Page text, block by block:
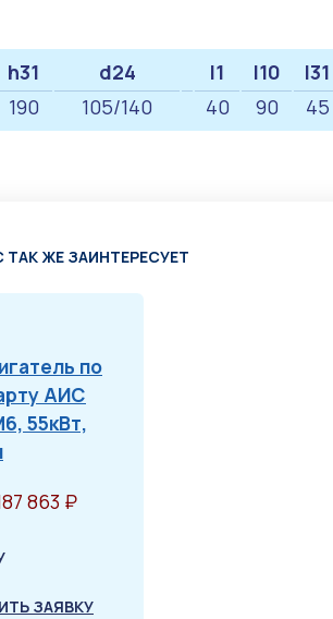
h31 d24 l1 l10 l31
190 105/140 40 90 45
ЖЕ ЗАИНТЕРЕСУЕТ
по
АИС
55кВт,
863 ₽
ЗАЯВКУ